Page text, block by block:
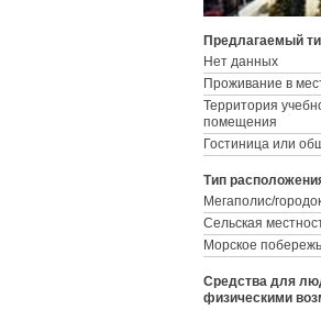
Предлагаемый
Нет данных
Проживание в
Территория
помещения
Гостиница или
Тип
Мегаполис/
Сельская
Морское
Средства для
физическими